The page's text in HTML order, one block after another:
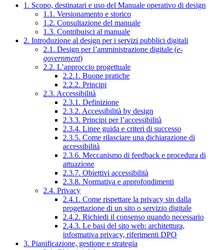
1. Scopo, destinatari e uso del Manuale operativo di design
1.1. Versionamento e storico
1.2. Consultazione del manuale
1.3. Contribuisci al manuale
2. Introduzione al design per i servizi pubblici digitali
2.1. Design per l’amministrazione digitale (e-
government)
2.2. L’approccio progettuale
2.2.1. Buone pratiche
2.2.2. Principi
2.3. Accessibilità
2.3.1. Definizione
2.3.2. Accessibilità by design
2.3.3. Principi per l’accessibilità
2.3.4. Linee guida e criteri di successo
2.3.5. Come rilasciare una dichiarazione di
accessibilità
2.3.6. Meccanismo di feedback e procedura di
attuazione
2.3.7. Obiettivi accessibilità
2.3.8. Normativa e approfondimenti
2.4. Privacy
2.4.1. Come rispettare la privacy sin dalla
progettazione di un sito o servizio digitale
2.4.2. Richiedi il consenso quando necessario
2.4.3. Le basi del sito web: architettura,
informativa privacy, riferimenti DPO
3. Pianificazione, gestione e strategia